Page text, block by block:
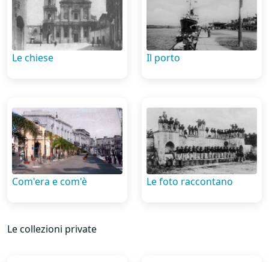
Le chiese Il porto
Com'era e com'è Le foto raccontano
Le collezioni private